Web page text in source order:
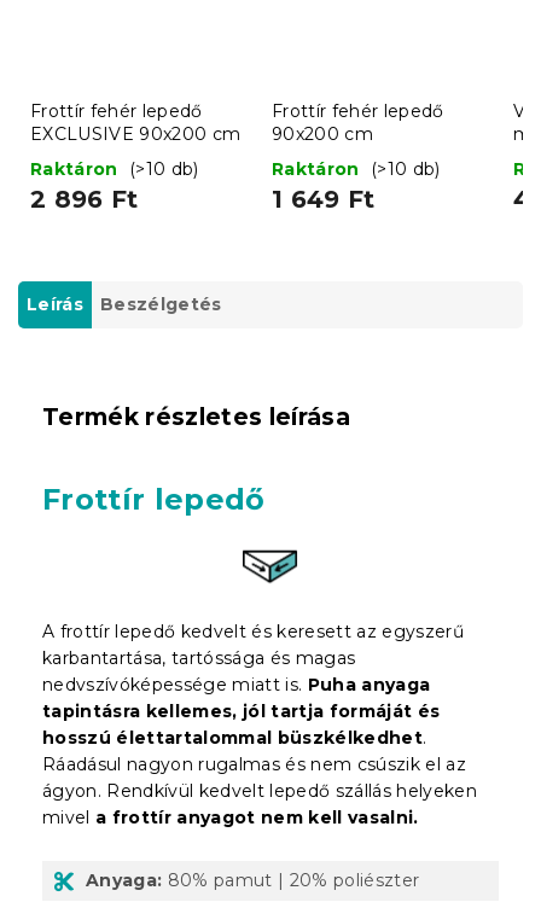
Frottír fehér lepedő
EXCLUSIVE 90x200 cm
Raktáron
(>10 db)
2 896 Ft
Frottír fehér lepedő
90x200 cm
Raktáron
(>10 db)
1 649 Ft 4
Leírás Beszélgetés
Termék részletes leírása
Frottír lepedő
A frottír lepedő kedvelt és keresett az egyszerű
karbantartása, tartóssága és magas
nedvszívóképessége miatt is. Puha anyaga
tapintásra kellemes, jól tartja formáját és
hosszú élettartalommal büszkélkedhet.
Ráadásul nagyon rugalmas és nem csúszik el az
ágyon. Rendkívül kedvelt lepedő szállás helyeken
mivel a frottír anyagot nem kell vasalni.
Anyaga: 80% pamut | 20% poliészter